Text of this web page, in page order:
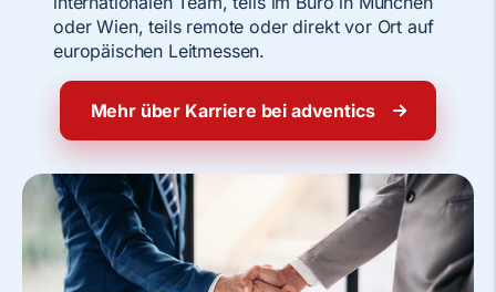
oder Wien, teils remote oder direkt vor Ort auf
europäischen Leitmessen.
Mehr über Karriere bei adventics